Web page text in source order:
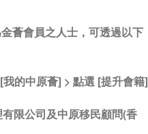
薈會員之人士，可透過以下
的中原薈] > 點選 [提升會籍]
限公司及中原移民顧問(香